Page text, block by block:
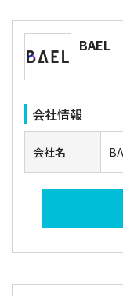
BAEL
会社情報
会社名